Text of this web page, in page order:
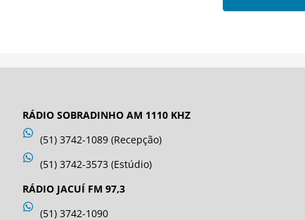
RÁDIO SOBRADINHO AM 1110 KHZ
(51) 3742-1089 (Recepção)
(51) 3742-3573 (Estúdio)
RÁDIO JACUÍ FM 97,3
(51) 3742-1090